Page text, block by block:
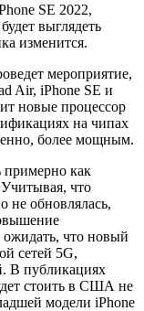
SE 2022,
выглядеть
изменится.
мероприятие,
Air, iPhone SE и
новые процессор
на чипах
более мощным.
примерно как
что
не обновлялась,
что новый
сетей 5G,
В публикациях
стоить в США не
модели iPhone